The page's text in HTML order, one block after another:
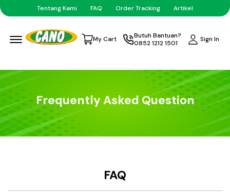
Tentang Kami FAQ Order Tracking Artikel
Menu Open
My Cart
Butuh Bantuan?
0852 1212 1501
Sign In
Frequently Asked Question
FAQ